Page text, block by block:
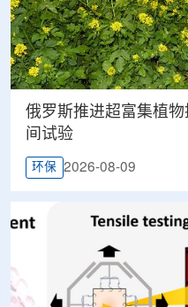
俄罗斯推进超富集植
间试验
环保 2026-08-09